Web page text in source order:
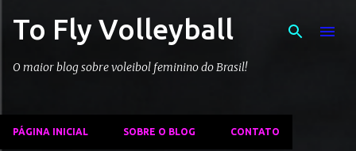
Pular para o conteúdo principal
To Fly Volleyball
O maior blog sobre voleibol feminino do Brasil!
PÁGINA INICIAL SOBRE O BLOG CONTATO